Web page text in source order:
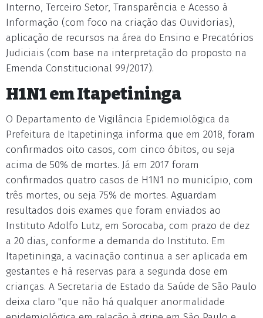
Interno, Terceiro Setor, Transparência e Acesso à
Informação (com foco na criação das Ouvidorias),
aplicação de recursos na área do Ensino e Precatórios
Judiciais (com base na interpretação do proposto na
Emenda Constitucional 99/2017).
H1N1 em Itapetininga
O Departamento de Vigilância Epidemiológica da
Prefeitura de Itapetininga informa que em 2018, foram
confirmados oito casos, com cinco óbitos, ou seja
acima de 50% de mortes. Já em 2017 foram
confirmados quatro casos de H1N1 no município, com
três mortes, ou seja 75% de mortes. Aguardam
resultados dois exames que foram enviados ao
Instituto Adolfo Lutz, em Sorocaba, com prazo de dez
a 20 dias, conforme a demanda do Instituto. Em
Itapetininga, a vacinação continua a ser aplicada em
gestantes e há reservas para a segunda dose em
crianças. A Secretaria de Estado da Saúde de São Paulo
deixa claro "que não há qualquer anormalidade